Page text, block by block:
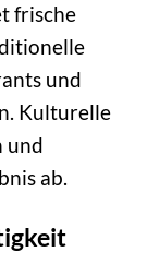
frische
und
Kulturelle
und
ab.